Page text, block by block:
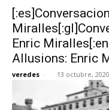
Enric
Allusions: Enric
veredes - 13 octubre, 2020